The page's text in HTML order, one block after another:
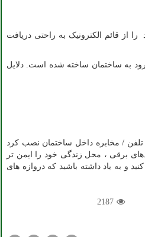
از قائم الکترونیک به راحتی دریافت
به ساختمان ساخته شده است. دلایل
تلفن / مخابره داخل ساختمان نصب کرد
برقی ، محل زندگی خود را ایمن تر
و به یاد داشته باشید که دروازه های
2187